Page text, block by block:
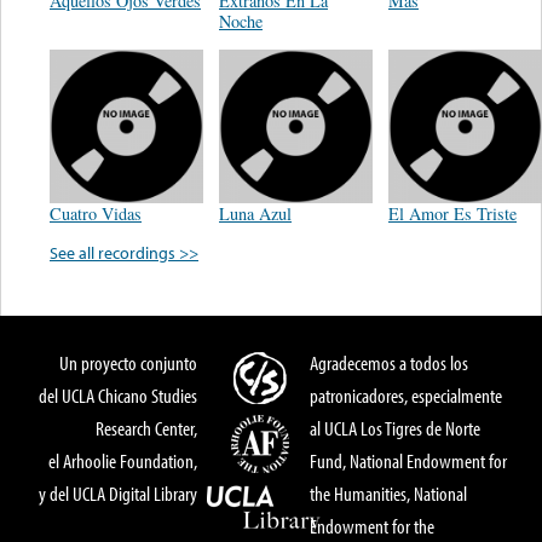
Noche
Cuatro Vidas Luna Azul
El Amor Es Triste
See all recordings >>
Un proyecto conjunto
del UCLA Chicano Studies
Research Center,
el Arhoolie Foundation,
y del UCLA Digital Library
Agradecemos a todos los
patronicadores, especialmente
al UCLA Los Tigres de Norte
Fund, National Endowment for
the Humanities, National
Endowment for the